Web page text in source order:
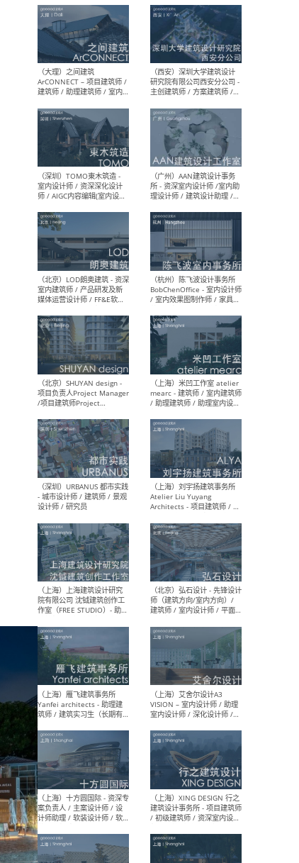
设计实习生 / 建筑设计师
（应届）/ 建筑设计师（方案
设计）/ 建筑设计师（施工
图）/ 结构设计师 / 给排水设
计师
（上海）或者设计 OR
Design - 室内主案设计师 /
室内设计师 / 施工图深化设
计师 / 室内设计助理 / 新媒
体运营
（南京/淮安）江苏美城建筑
规划设计院有限公司 - 建筑方
案设计师 / 商务经理 / 暖通
设计师 / 造价工程师
（大理）之间建筑
ArCONNECT – 项目建筑师 /
建筑师 / 助理建筑师 / 室内
设计师 / 实习生
（深圳）TOMO東木筑造 -
室内设计师 / 资深深化设计
师 / AIGC内容编辑(室内设计
方向) / 照明设计师 / 软装设
计师
（北京）LOD朗奥建筑 - 资深
室内建筑师 / 产品研发及新
设计师 / 深化设计师 / 实习
（北京）SHUYAN design -
项目负责人Project Manager
/项目建筑师Project
Architect / 助理建筑师
Assistant Architect / 创始
人助理Founder's Assistant
/ 实习生Intern
（深圳）URBANUS 都市实践
- 城市设计师 / 建筑师 / 景观